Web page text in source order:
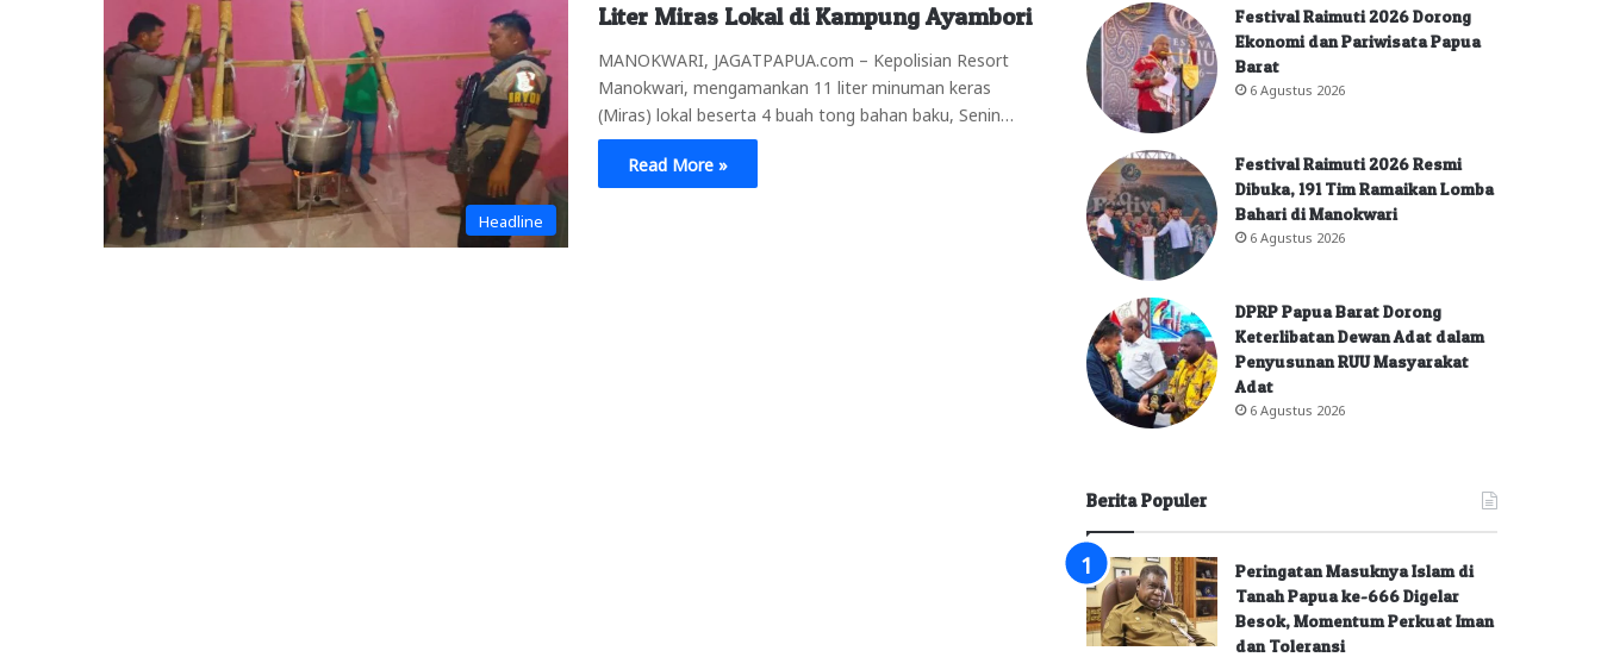
Headline
Liter Miras Lokal di Kampung Ayambori
MANOKWARI, JAGATPAPUA.com – Kepolisian Resort
Manokwari, mengamankan 11 liter minuman keras
(Miras) lokal beserta 4 buah tong bahan baku, Senin…
Read More »
Festival Raimuti 2026 Dorong
Ekonomi dan Pariwisata Papua
Barat
6 Agustus 2026
Festival Raimuti 2026 Resmi
Dibuka, 191 Tim Ramaikan Lomba
Bahari di Manokwari
6 Agustus 2026
DPRP Papua Barat Dorong
Keterlibatan Dewan Adat dalam
Penyusunan RUU Masyarakat
Adat
6 Agustus 2026
Berita Populer
Peringatan Masuknya Islam di
Tanah Papua ke-666 Digelar
Besok, Momentum Perkuat Iman
dan Toleransi